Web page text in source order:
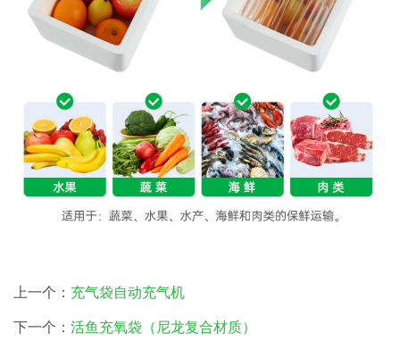
上一个： 充气袋自动充气机
下一个： 活鱼充氧袋（尼龙复合材质）